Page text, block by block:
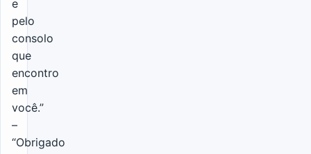
e
pelo
consolo
que
encontro
em
você.”
–
“Obrigado